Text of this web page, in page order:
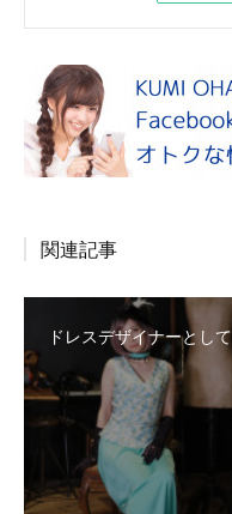
関連記事
ドレスデザイナーとして